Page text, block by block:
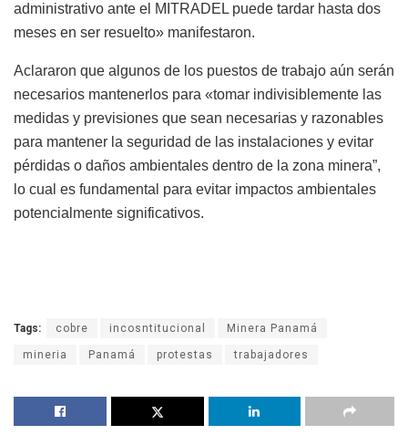
administrativo ante el MITRADEL puede tardar hasta dos
meses en ser resuelto» manifestaron.
Aclararon que algunos de los puestos de trabajo aún serán
necesarios mantenerlos para «tomar indivisiblemente las
medidas y previsiones que sean necesarias y razonables
para mantener la seguridad de las instalaciones y evitar
pérdidas o daños ambientales dentro de la zona minera”,
lo cual es fundamental para evitar impactos ambientales
potencialmente significativos.
Tags: cobre incosntitucional Minera Panamá
mineria Panamá protestas trabajadores